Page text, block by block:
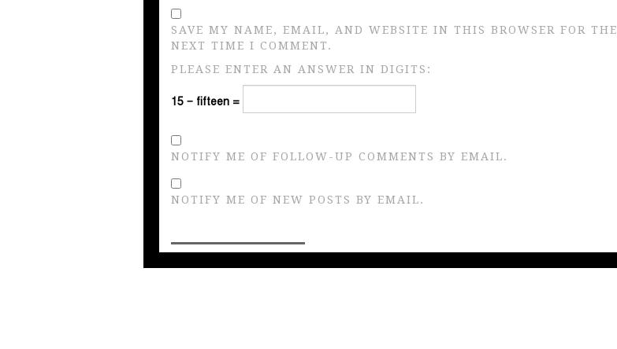
SAVE MY NAME, EMAIL, AND WEBSITE IN THIS BROWSER FOR THE
NEXT TIME I COMMENT.
PLEASE ENTER AN ANSWER IN DIGITS:
15 − fifteen =
NOTIFY ME OF FOLLOW-UP COMMENTS BY EMAIL.
NOTIFY ME OF NEW POSTS BY EMAIL.